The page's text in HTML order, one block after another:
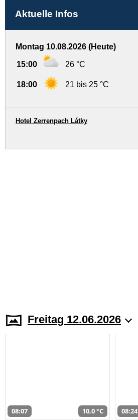
Aktuelle Infos
Montag 10.08.2026 (Heute)
15:00 26 °C
18:00 21 bis 25 °C
Hotel Zerrenpach Látky
Freitag 12.06.2026
08:07 10,0 °C 08:24